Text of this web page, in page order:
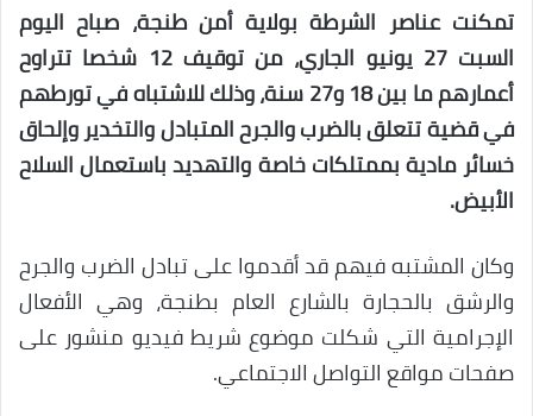
تمكنت عناصر الشرطة بولاية أمن طنجة، صباح اليوم
السبت 27 يونيو الجاري، من توقيف 12 شخصا تتراوح
أعمارهم ما بين 18 و27 سنة، وذلك للاشتباه في تورطهم
في قضية تتعلق بالضرب والجرح المتبادل والتخدير وإلحاق
خسائر مادية بممتلكات خاصة والتهديد باستعمال السلاح
الأبيض.
وكان المشتبه فيهم قد أقدموا على تبادل الضرب والجرح
والرشق بالحجارة بالشارع العام بطنجة، وهي الأفعال
الإجرامية التي شكلت موضوع شريط فيديو منشور على
صفحات مواقع التواصل الاجتماعي.